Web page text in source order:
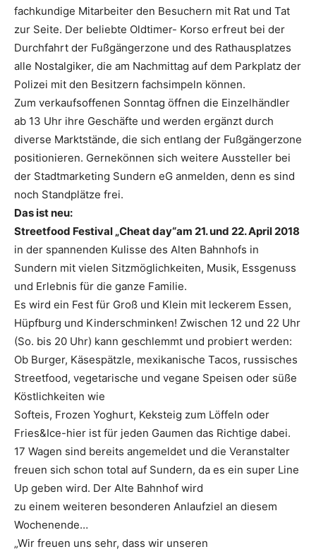
fachkundige Mitarbeiter den Besuchern mit Rat und Tat
zur Seite. Der beliebte Oldtimer- Korso erfreut bei der
Durchfahrt der Fußgängerzone und des Rathausplatzes
alle Nostalgiker, die am Nachmittag auf dem Parkplatz der
Polizei mit den Besitzern fachsimpeln können.
Zum verkaufsoffenen Sonntag öffnen die Einzelhändler
ab 13 Uhr ihre Geschäfte und werden ergänzt durch
diverse Marktstände, die sich entlang der Fußgängerzone
positionieren. Gernekönnen sich weitere Aussteller bei
der Stadtmarketing Sundern eG anmelden, denn es sind
noch Standplätze frei.
Das ist neu:
Streetfood Festival „Cheat day“am 21. und 22. April 2018
in der spannenden Kulisse des Alten Bahnhofs in
Sundern mit vielen Sitzmöglichkeiten, Musik, Essgenuss
und Erlebnis für die ganze Familie.
Es wird ein Fest für Groß und Klein mit leckerem Essen,
Hüpfburg und Kinderschminken! Zwischen 12 und 22 Uhr
(So. bis 20 Uhr) kann geschlemmt und probiert werden:
Ob Burger, Käsespätzle, mexikanische Tacos, russisches
Streetfood, vegetarische und vegane Speisen oder süße
Köstlichkeiten wie
Softeis, Frozen Yoghurt, Keksteig zum Löffeln oder
Fries&Ice-hier ist für jeden Gaumen das Richtige dabei.
17 Wagen sind bereits angemeldet und die Veranstalter
freuen sich schon total auf Sundern, da es ein super Line
Up geben wird. Der Alte Bahnhof wird
zu einem weiteren besonderen Anlaufziel an diesem
Wochenende…
„Wir freuen uns sehr, dass wir unseren